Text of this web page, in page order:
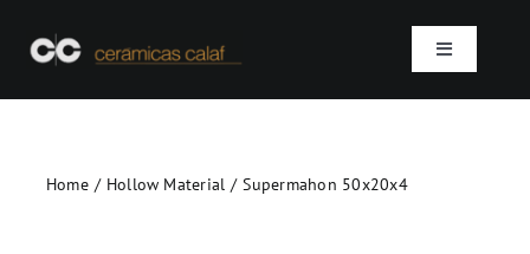
Toggle
Who we are
Home Hollow Material Supermahon 50x20x4